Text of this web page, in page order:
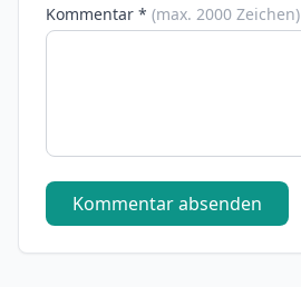
Kommentar * (max. 2000 Zeichen)
Kommentar absenden